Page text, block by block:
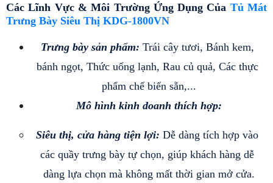
Các Lĩnh Vực & Môi Trường Ứng Dụng Của Tủ Mát
Trưng Bày Siêu Thị KDG-1800VN
Trưng bày sản phẩm: Trái cây tươi, Bánh kem,
bánh ngọt, Thức uống lạnh, Rau củ quả, Các thực
phẩm chế biến sẵn,...
Mô hình kinh doanh thích hợp:
Siêu thị, cửa hàng tiện lợi: Dễ dàng tích hợp vào
các quầy trưng bày tự chọn, giúp khách hàng dễ
dàng lựa chọn mà không mất thời gian mở cửa.